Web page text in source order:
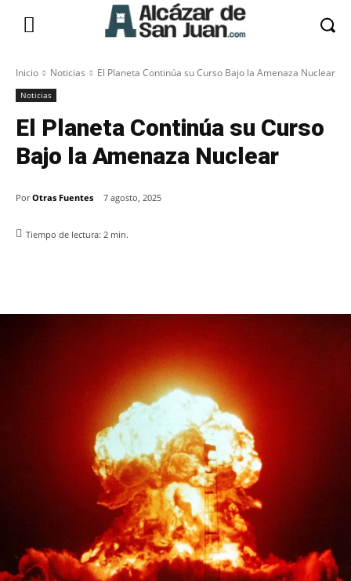
Inicio Noticias El Planeta Continúa su Curso Bajo la Amenaza Nuclear
Noticias
El Planeta Continúa su Curso
Bajo la Amenaza Nuclear
Por Otras Fuentes 7 agosto, 2025
Tiempo de lectura: 2 min.